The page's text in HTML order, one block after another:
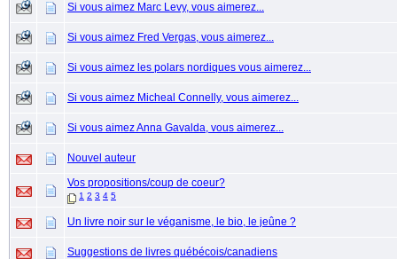
Si vous aimez Marc Levy, vous aimerez...
Si vous aimez Fred Vergas, vous aimerez...
Si vous aimez les polars nordiques vous aimerez...
Si vous aimez Micheal Connelly, vous aimerez...
Si vous aimez Anna Gavalda, vous aimerez...
Nouvel auteur
Vos propositions/coup de coeur?
1 2 3 4 5
Un livre noir sur le véganisme, le bio, le jeûne ?
Suggestions de livres québécois/canadiens